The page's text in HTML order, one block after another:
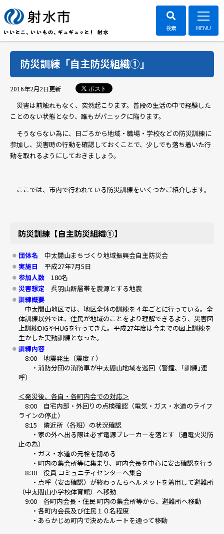
防災訓練「自主防災組織①」
2016年2月2日更新 ポスト
災害は前触れもなく、突然起こります。普段の生活の中で経験した
ことのない状態となり、誰もがパニックに陥ります。
そうならない為に、日ごろから地域・職場・学校などの防災訓練に
参加し、災害時の行動を確認しておくことで、少しでも落ち着いた行
動を取れるようにしておきましょう。
ここでは、市内で行われている防災訓練をいくつかご紹介します。
防災訓練【自主防災組織①】
団体名 中太閤山まちづくり地域振興会自主防災会
実施日
平成27年7月5日
参加人数 180名
災害想定 呉羽山断層帯を震源とする地震
訓練概要
中太閤山地区では、地区全体の訓練を４年ごとに行っている。全
体訓練以外では、住民が地域のことをより理解できるよう、災害図
上訓練DIGやHUGを行ってきた。平成27年度は今までの図上訓練を
生かした実動訓練となった。
訓練内容
8:00 地震発生（震度７）
・消防分団の消防車が中太閤山地域を巡回（警鐘、｢訓練｣連
呼）
＜発災後、各自・各町内会での対応＞
8:00 自宅内部・外回りの点検確認（電気・ガス・水道のライフ
ラインの停止）
8:15 隣近所（各班）の状況確認
・家の外へ出る際は必ず電源ブレーカーを落とす（通電火災防
止の為）
・ガス・水道の元栓を閉める
・町内の集会所等に集まり、町内会長を中心に安否確認を行う
8:30 役員 コミュニティセンターへ集合
・点呼（安否確認）が終わったらヘルメットを着用して避難所
（中太閤山小学校体育館）へ移動
9:00 各町内会長・住民 町内の集会所等から、避難所へ移動
・各町内会長及び住民１０名程度
・あらかじめ町内で決めたルートを通って移動